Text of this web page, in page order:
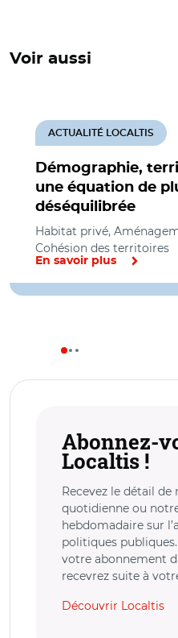
Voir aussi
Démographie,
une équation de
déséquilibrée
ACTUALITÉ LOCALTIS
Habitat privé,
Cohésion des territoires
En savoir plus
Abonnez-
Localtis !
Recevez le détail
quotidienne ou
hebdomadaire sur
politiques
votre abonnement
recevrez suite à
Découvrir Localtis